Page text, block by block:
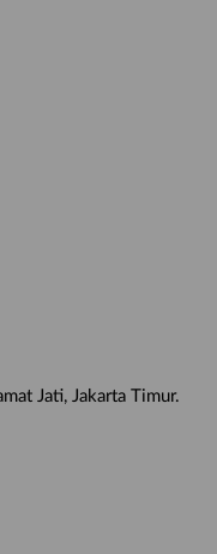
Jati, Jakarta Timur.